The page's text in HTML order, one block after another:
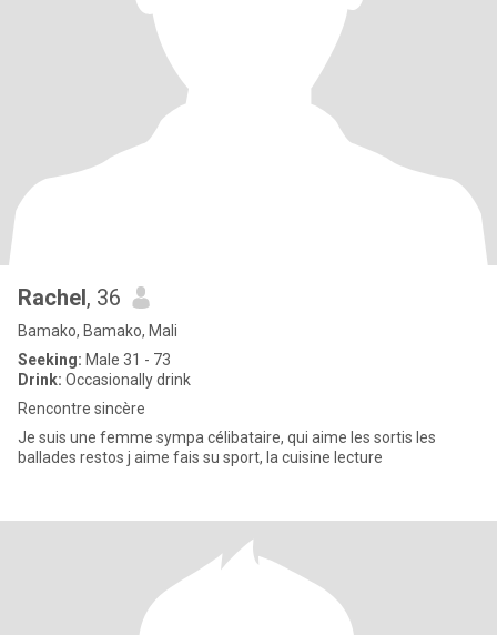
Rachel, 36
Bamako, Bamako, Mali
Seeking: Male 31 - 73
Drink: Occasionally drink
Rencontre sincère
Je suis une femme sympa célibataire, qui aime les sortis les
ballades restos j aime fais su sport, la cuisine lecture